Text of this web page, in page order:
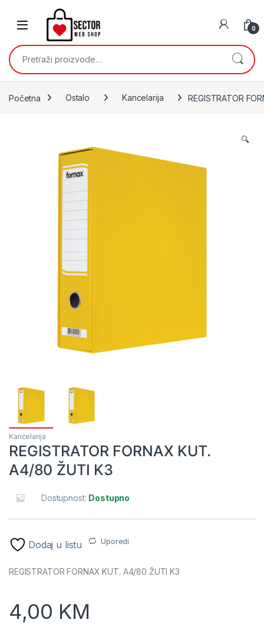
Skip to navigation
0
Pretraži:
Početna Ostalo Kancelarija REGISTRATOR
🔍
Kancelarija
REGISTRATOR FORNAX KUT.
A4/80 ŽUTI K3
Dostupnost: Dostupno
Dodaj u listu Uporedi
REGISTRATOR FORNAX KUT. A4/80 ŽUTI K3
4,00 KM